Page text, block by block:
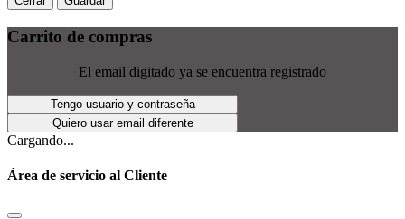
Carrito de compras
El email digitado ya se encuentra registrado
Tengo usuario y contraseña
Quiero usar email diferente
Cargando...
Área de servicio al Cliente